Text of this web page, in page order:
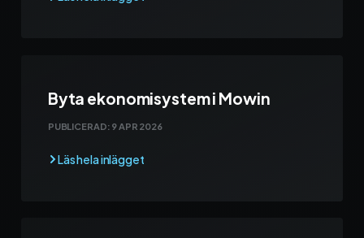
Byta ekonomisystem i Mowin
PUBLICERAD: 9 APR 2026